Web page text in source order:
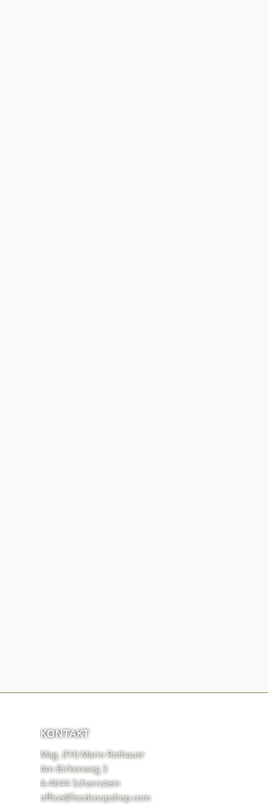
KONTAKT
Mag. (FH) Mario Rothauer
Am Birkenweg 3
A-4644 Scharnstein
office@foodcoopshop.com